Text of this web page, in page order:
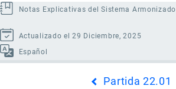
Notas Explicativas del Sistema Armonizado
Actualizado el 29 Diciembre, 2025
Español
Partida 22.01